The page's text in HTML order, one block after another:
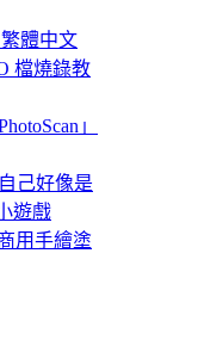
體中文
檔燒錄教
」
己好像是
遊戲
用手繪塗